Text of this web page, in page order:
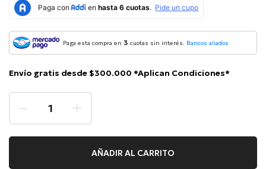
Paga esta compra en 3 cuotas sin interés. Bancos aliados
Envío gratis desde $300.000 *Aplican Condiciones*
AÑADIR AL CARRITO